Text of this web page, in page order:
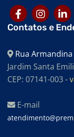
Contatos e
Rua
Jardim Santa
CEP: 07141-003 -
E-mail